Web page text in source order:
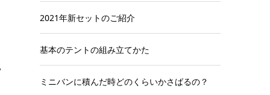
2021年新セットのご紹介
基本のテントの組み立てかた
ミニバンに積んだ時どのくらいかさばるの？